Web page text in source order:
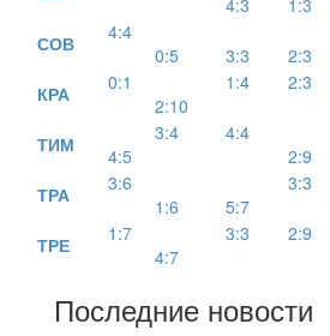
4:3
1:3
СОВ
4:4
0:5
3:3 2:3
КРА
0:1
2:10
1:4 2:3
ТИМ 4:5
3:4
4:4
2:9
ТРА
3:6
1:6
5:7
3:3
ТРЕ
1:7
4:7
3:3 2:9
Последние новости